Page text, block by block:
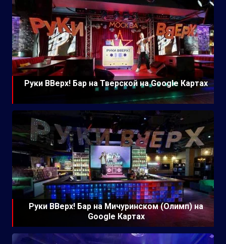
Руки ВВерх! Бар на Тверской на Google Картах
Руки ВВерх! Бар на Мичуринском (Олимп) на
Google Картах